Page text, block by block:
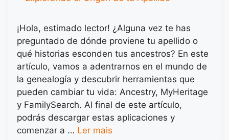
¡Hola, estimado lector! ¿Alguna vez te has
preguntado de dónde proviene tu apellido o
qué historias esconden tus ancestros? En este
artículo, vamos a adentrarnos en el mundo de
la genealogía y descubrir herramientas que
pueden cambiar tu vida: Ancestry, MyHeritage
y FamilySearch. Al final de este artículo,
podrás descargar estas aplicaciones y
comenzar a … Ler mais